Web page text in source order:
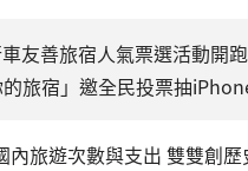
友善旅宿人氣票選活動開
旅宿」邀全民投票抽
內旅遊次數與支出 雙雙創歷